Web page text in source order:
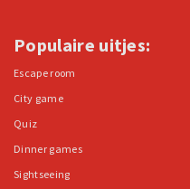
Populaire uitjes:
Escape room
City game
Quiz
Dinner games
Sightseeing